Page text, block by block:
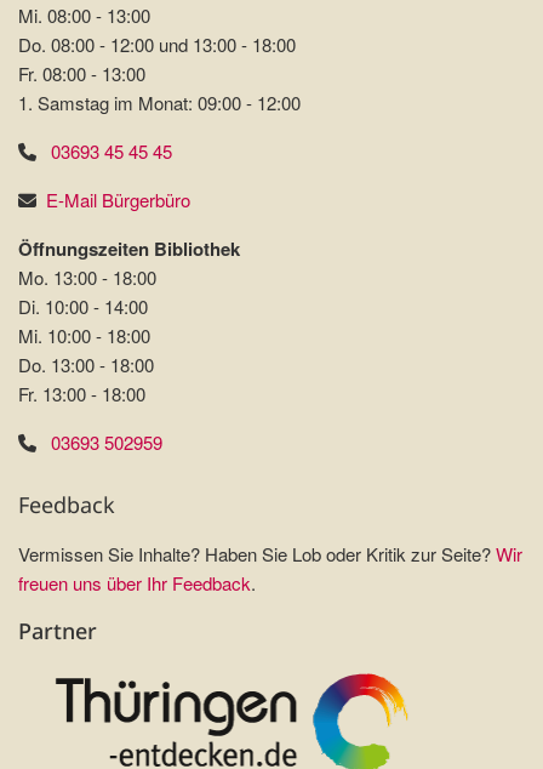
Mi. 08:00 - 13:00
Do. 08:00 - 12:00 und 13:00 - 18:00
Fr. 08:00 - 13:00
1. Samstag im Monat: 09:00 - 12:00
03693 45 45 45
E-Mail Bürgerbüro
Öffnungszeiten Bibliothek
Mo. 13:00 - 18:00
Di. 10:00 - 14:00
Mi. 10:00 - 18:00
Do. 13:00 - 18:00
Fr. 13:00 - 18:00
03693 502959
Feedback
Vermissen Sie Inhalte? Haben Sie Lob oder Kritik zur Seite?Wir
freuen uns über Ihr Feedback.
Partner